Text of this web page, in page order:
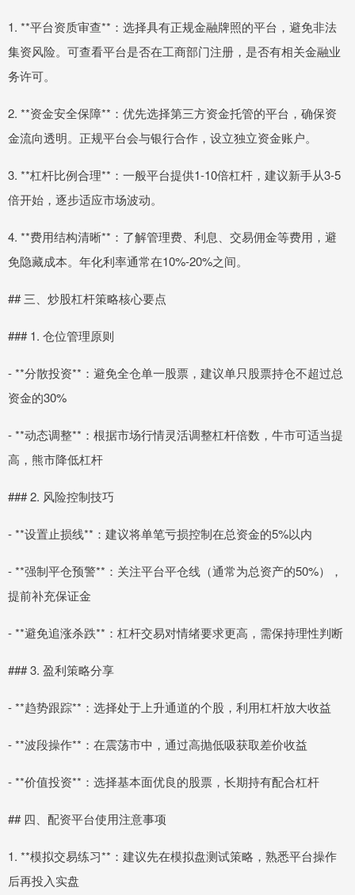
1. **平台资质审查**：选择具有正规金融牌照的平台，避免非法
集资风险。可查看平台是否在工商部门注册，是否有相关金融业
务许可。
2. **资金安全保障**：优先选择第三方资金托管的平台，确保资
金流向透明。正规平台会与银行合作，设立独立资金账户。
3. **杠杆比例合理**：一般平台提供1-10倍杠杆，建议新手从3-5
倍开始，逐步适应市场波动。
4. **费用结构清晰**：了解管理费、利息、交易佣金等费用，避
免隐藏成本。年化利率通常在10%-20%之间。
## 三、炒股杠杆策略核心要点
### 1. 仓位管理原则
- **分散投资**：避免全仓单一股票，建议单只股票持仓不超过总
资金的30%
- **动态调整**：根据市场行情灵活调整杠杆倍数，牛市可适当提
高，熊市降低杠杆
### 2. 风险控制技巧
- **设置止损线**：建议将单笔亏损控制在总资金的5%以内
- **强制平仓预警**：关注平台平仓线（通常为总资产的50%），
提前补充保证金
- **避免追涨杀跌**：杠杆交易对情绪要求更高，需保持理性判断
### 3. 盈利策略分享
- **趋势跟踪**：选择处于上升通道的个股，利用杠杆放大收益
- **波段操作**：在震荡市中，通过高抛低吸获取差价收益
- **价值投资**：选择基本面优良的股票，长期持有配合杠杆
## 四、配资平台使用注意事项
1. **模拟交易练习**：建议先在模拟盘测试策略，熟悉平台操作
后再投入实盘